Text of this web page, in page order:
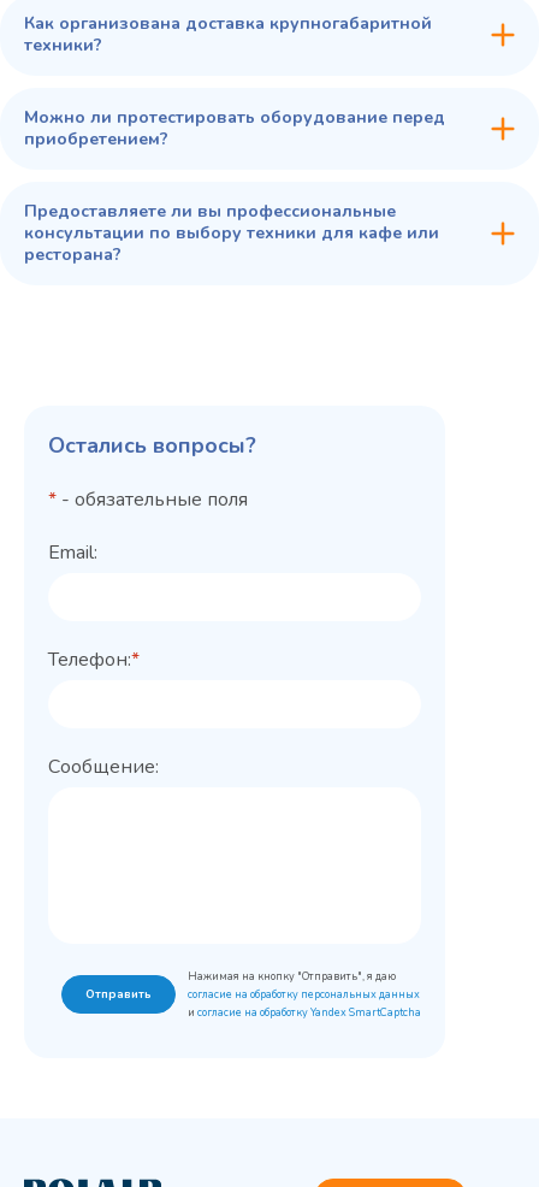
Как организована доставка крупногабаритной
техники?
Можно ли протестировать оборудование перед
приобретением?
Предоставляете ли вы профессиональные
консультации по выбору техники для кафе или
ресторана?
Остались вопросы?
* - обязательные поля
Email:
Телефон:*
Сообщение:
Отправить
Нажимая на кнопку "Отправить", я даю
согласие на обработку персональных данных
и согласие на обработку Yandex SmartCaptcha